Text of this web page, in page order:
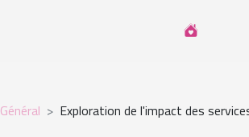
Général Exploration de l'impact des